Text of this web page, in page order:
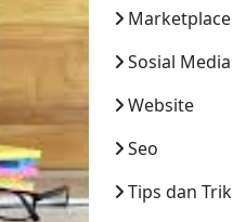
Marketplace
Sosial Media
Website
Seo
Tips dan Trik